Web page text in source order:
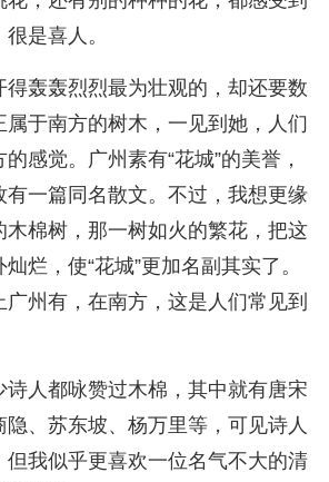
是喜人。
得轰轰烈烈最为壮观的，却还要数
属于南方的树木，一见到她，人们
感觉。广州素有“花城”的美誉，
有一篇同名散文。不过，我想更缘
木棉树，那一树如火的繁花，把这
烂，使“花城”更加名副其实了。
州有，在南方，这是人们常见到
诗人都咏赞过木棉，其中就有唐宋
、苏东坡、杨万里等，可见诗人
但我似乎更喜欢一位名气不大的清